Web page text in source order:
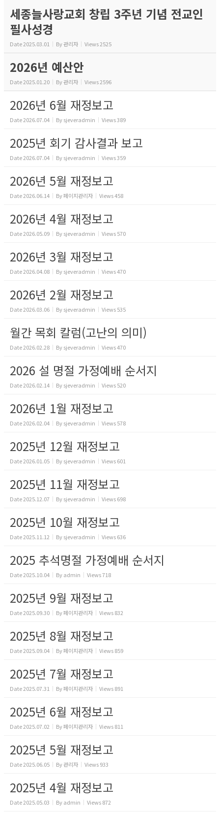
세종늘사랑교회 창립 3주년 기념 전교인
필사성경
Date2025.03.01 By관리자 Views2525
2026년 예산안
Date2025.01.20 By관리자 Views2596
2026년 6월 재정보고
Date2026.07.04 Bysjeveradmin Views389
2025년 회기 감사결과 보고
Date2026.07.04 Bysjeveradmin Views359
2026년 5월 재정보고
Date2026.06.14 By페이지관리자 Views458
2026년 4월 재정보고
Date2026.05.09 Bysjeveradmin Views570
2026년 3월 재정보고
Date2026.04.08 Bysjeveradmin Views470
2026년 2월 재정보고
Date2026.03.06 Bysjeveradmin Views535
월간 목회 칼럼(고난의 의미)
Date2026.02.28 Bysjeveradmin Views470
2026 설 명절 가정예배 순서지
Date2026.02.14 Bysjeveradmin Views520
2026년 1월 재정보고
Date2026.02.04 Bysjeveradmin Views578
2025년 12월 재정보고
Date2026.01.05 Bysjeveradmin Views601
2025년 11월 재정보고
Date2025.12.07 Bysjeveradmin Views698
2025년 10월 재정보고
Date2025.11.12 Bysjeveradmin Views636
2025 추석명절 가정예배 순서지
Date2025.10.04 Byadmin Views718
2025년 9월 재정보고
Date2025.09.30 By페이지관리자 Views832
2025년 8월 재정보고
Date2025.09.04 By페이지관리자 Views859
2025년 7월 재정보고
Date2025.07.31 By페이지관리자 Views891
2025년 6월 재정보고
Date2025.07.02 By페이지관리자 Views811
2025년 5월 재정보고
Date2025.06.05 By관리자 Views933
2025년 4월 재정보고
Date2025.05.03 Byadmin Views872